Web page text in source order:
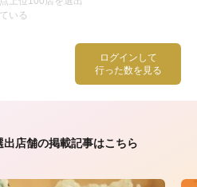
ログインして
行った数を見る
いる
出店舗の掲載記事はこちら